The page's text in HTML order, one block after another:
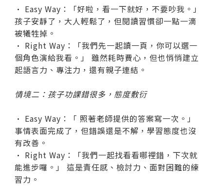
• Easy Way：「好啦，看一下就好，不要吵我。」
孩子安靜了，大人輕鬆了，但閱讀習慣卻一點一滴
被犧牲掉。
• Right Way：「我們先一起讀一頁，你可以選一
個角色演給我看。」 雖然耗時費心，但也悄悄建立
起語言力、專注力，還有親子連結。
情境二：孩子功課錯很多，態度敷衍
• Easy Way：「 照著老師提供的答案寫一次。」
事情表面完成了，但錯誤還是不解，學習態度也沒
有改善。
• Right Way：「我們一起找看看哪裡錯，下次就
能進步囉。」 這是責任感、檢討力、面對困難的練
習力。